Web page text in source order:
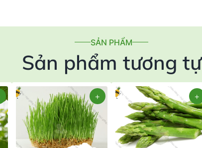
SẢN PHẨM
Sản phẩm tương tự